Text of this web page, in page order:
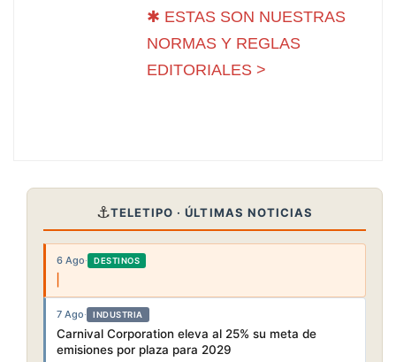
✱ ESTAS SON NUESTRAS
NORMAS Y REGLAS
EDITORIALES >
⚓TELETIPO · ÚLTIMAS NOTICIAS
6 Ago· DESTINOS
7 Ago· INDUSTRIA
Carnival Corporation eleva al 25% su meta de
emisiones por plaza para 2029